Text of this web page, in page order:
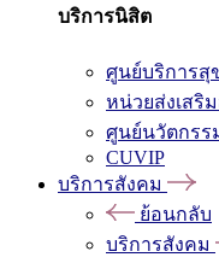
บริการนิสิต
ศูนย์บริการสุ
หน่วยส่งเสริ
ศูนย์นวัตกรร
CUVIP
บริการสังคม
ย้อนกลับ
บริการสังคม